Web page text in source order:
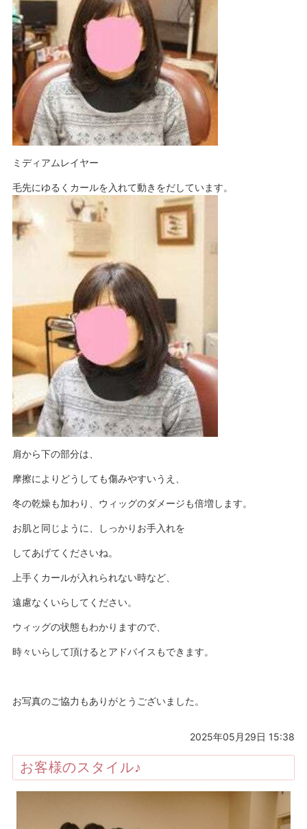
ミディアムレイヤー
毛先にゆるくカールを入れて動きをだしています。
肩から下の部分は、
摩擦によりどうしても傷みやすいうえ、
冬の乾燥も加わり、ウィッグのダメージも倍増します。
お肌と同じように、しっかりお手入れを
してあげてくださいね。
上手くカールが入れられない時など、
遠慮なくいらしてください。
ウィッグの状態もわかりますので、
時々いらして頂けるとアドバイスもできます。
お写真のご協力もありがとうございました。
2025年05月29日 15:38
お客様のスタイル♪